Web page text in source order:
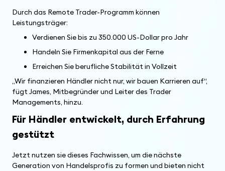
Durch das Remote Trader-Programm können
Leistungsträger:
Verdienen Sie bis zu 350.000 US-Dollar pro Jahr
Handeln Sie Firmenkapital aus der Ferne
Erreichen Sie berufliche Stabilität in Vollzeit
„Wir finanzieren Händler nicht nur, wir bauen Karrieren auf“,
fügt James, Mitbegründer und Leiter des Trader
Managements, hinzu.
Für Händler entwickelt, durch Erfahrung
gestützt
Jetzt nutzen sie dieses Fachwissen, um die nächste
Generation von Handelsprofis zu formen und bieten nicht